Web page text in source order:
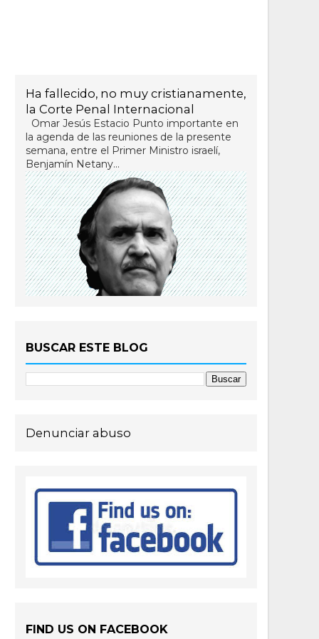
Ha fallecido, no muy cristianamente,
la Corte Penal Internacional
Omar Jesús Estacio Punto importante en
la agenda de las reuniones de la presente
semana, entre el Primer Ministro israelí,
Benjamín Netany...
BUSCAR ESTE BLOG
Denunciar abuso
FIND US ON FACEBOOK